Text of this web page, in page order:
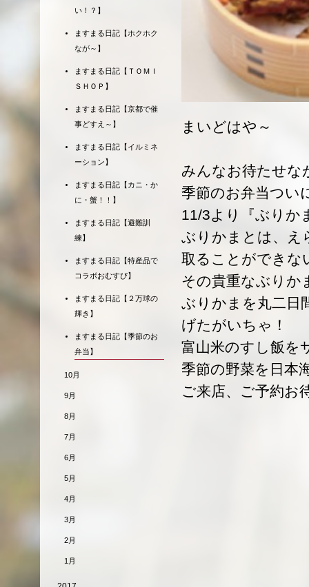
まいどはや～
みんなお待たせな
季節のお弁当つい
11/3より『ぶりか
ぶりかまとは、え
取ることができな
その貴重なぶりか
ぶりかまを丸二日
げたがいちゃ！
富山米のすし飯を
季節の野菜を日本
ご来店、ご予約お
い！？】
ますまる日記【ホクホク
なが～】
ますまる日記【ＴＯＭＩ
ＳＨＯＰ】
ますまる日記【京都で催
事どすえ～】
ますまる日記【イルミネ
ーション】
ますまる日記【カニ・か
に・蟹！！】
ますまる日記【避難訓
練】
ますまる日記【特産品で
コラボおむすび】
ますまる日記【２万球の
輝き】
ますまる日記【季節のお
弁当】
10月
9月
8月
7月
6月
5月
4月
3月
2月
1月